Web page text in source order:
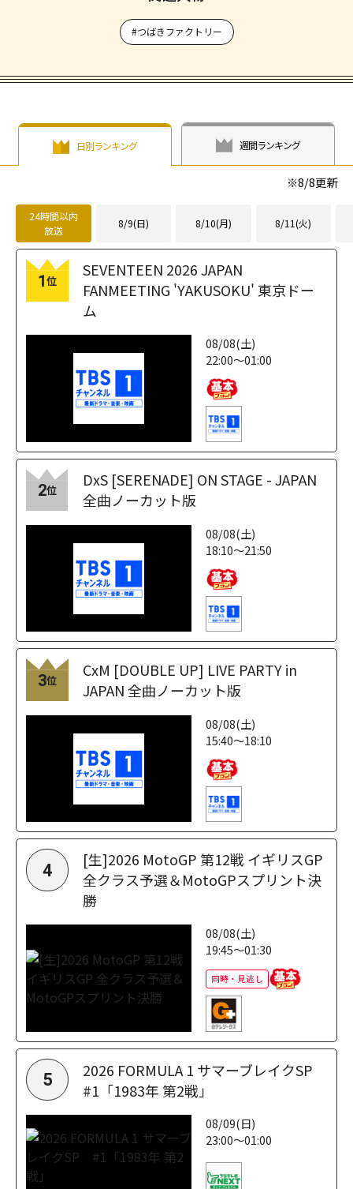
#つばきファクトリー
日別ランキング 週間ランキング
※8/8更新
24時間以内
放送
8/9(日) 8/10(月) 8/11(火)
1位
SEVENTEEN 2026 JAPAN
FANMEETING 'YAKUSOKU' 東京ドー
ム
08/08(土)
22:00～01:00
2位
DxS [SERENADE] ON STAGE - JAPAN
全曲ノーカット版
08/08(土)
18:10～21:50
3位
CxM [DOUBLE UP] LIVE PARTY in
JAPAN 全曲ノーカット版
08/08(土)
15:40～18:10
4
[生]2026 MotoGP 第12戦 イギリスGP
全クラス予選＆MotoGPスプリント決
勝
08/08(土)
19:45～01:30
同時・見逃し
5
2026 FORMULA 1 サマーブレイクSP
#1「1983年 第2戦」
08/09(日)
23:00～01:00